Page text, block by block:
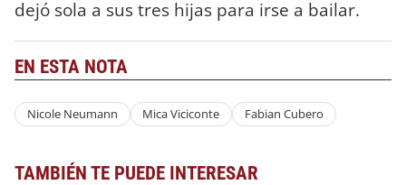
dejó sola a sus tres hijas para irse a bailar.
EN ESTA NOTA
Nicole Neumann Mica Viciconte Fabian Cubero
TAMBIÉN TE PUEDE INTERESAR